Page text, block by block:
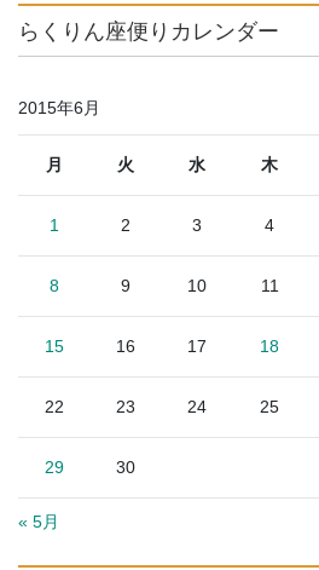
らくりん座便りカレンダー
2015年6月
月 火 水 木
1 2 3 4
8 9 10 11
15 16 17 18
22 23 24 25
29 30
« 5月